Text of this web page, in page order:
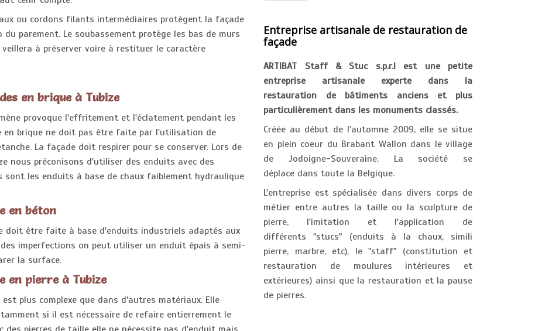
ou cordons filants intermédiaires protègent la façade
parement. Le soubassement protège les bas de murs
à préserver voire à restituer le caractère
en brique à Tubize
provoque l'effritement et l'éclatement pendant les
en brique ne doit pas être faite par l'utilisation de
La façade doit respirer pour se conserver. Lors de
nous préconisons d'utiliser des enduits avec des
sont les enduits à base de chaux faiblement hydraulique
en béton
doit être faite à base d'enduits industriels adaptés aux
imperfections on peut utiliser un enduit épais à semi-
la surface.
en pierre à Tubize
plus complexe que dans d'autres matériaux. Elle
si il est nécessaire de refaire entierrement le
Entreprise artisanale de restauration de
façade
ARTIBAT Staff & Stuc s.p.r.l est une petite
entreprise artisanale experte dans la
restauration de bâtiments anciens et plus
particulièrement dans les monuments classés.
Créée au début de l'automne 2009, elle se situe
en plein coeur du Brabant Wallon dans le village
de Jodoigne-Souveraine. La société se
déplace dans toute la Belgique.
L'entreprise est spécialisée dans divers corps de
métier entre autres la taille ou la sculpture de
pierre, l'imitation et l'application de
différents "stucs" (enduits à la chaux, simili
pierre, marbre, etc), le "staff" (constitution et
restauration de moulures intérieures et
extérieures) ainsi que la restauration et la pause
de pierres.